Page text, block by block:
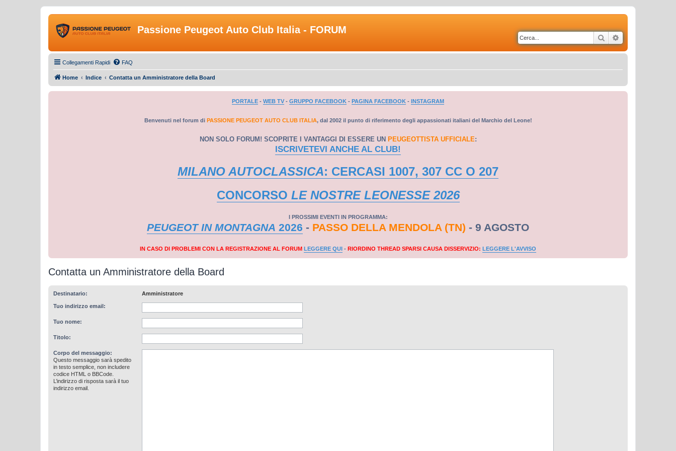
Passione Peugeot Auto Club Italia - FORUM
Cerca
Collegamenti Rapidi FAQ
Home Indice Contatta un Amministratore della Board
PORTALE - WEB TV - GRUPPO FACEBOOK - PAGINA FACEBOOK - INSTAGRAM
Benvenuti nel forum di PASSIONE PEUGEOT AUTO CLUB ITALIA, dal 2002 il punto di riferimento degli appassionati italiani del Marchio del Leone!
NON SOLO FORUM! SCOPRITE I VANTAGGI DI ESSERE UN PEUGEOTTISTA UFFICIALE:
ISCRIVETEVI ANCHE AL CLUB!
MILANO AUTOCLASSICA: CERCASI 1007, 307 CC O 207
CONCORSO LE NOSTRE LEONESSE 2026
I PROSSIMI EVENTI IN PROGRAMMA:
PEUGEOT IN MONTAGNA 2026 - PASSO DELLA MENDOLA (TN) - 9 AGOSTO
IN CASO DI PROBLEMI CON LA REGISTRAZIONE AL FORUM LEGGERE QUI - RIORDINO THREAD SPARSI CAUSA DISSERVIZIO: LEGGERE L'AVVISO
Contatta un Amministratore della Board
Destinatario: Amministratore
Tuo indirizzo email:
Tuo nome:
Titolo:
Corpo del messaggio:
Questo messaggio sarà spedito
in testo semplice, non includere
codice HTML o BBCode.
L’indirizzo di risposta sarà il tuo
indirizzo email.